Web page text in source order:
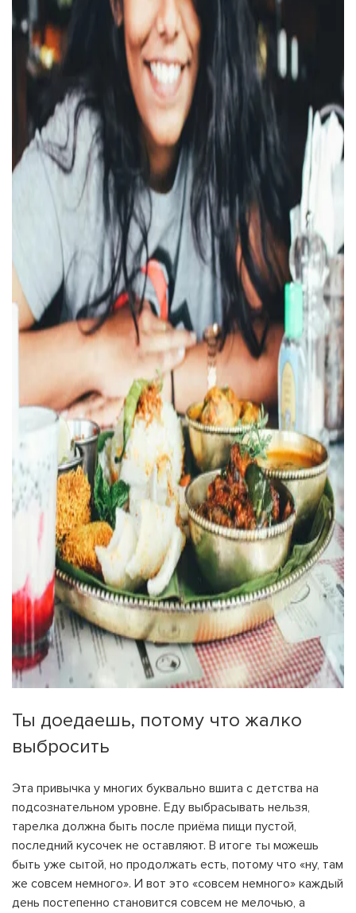
Ты доедаешь, потому что жалко
выбросить
Эта привычка у многих буквально вшита с детства на
подсознательном уровне. Еду выбрасывать нельзя,
тарелка должна быть после приёма пищи пустой,
последний кусочек не оставляют. В итоге ты можешь
быть уже сытой, но продолжать есть, потому что «ну, там
же совсем немного». И вот это «совсем немного» каждый
день постепенно становится совсем не мелочью, а